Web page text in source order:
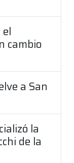
cambio
a San
la
de la